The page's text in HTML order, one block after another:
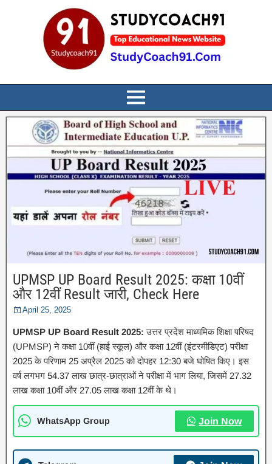
UPMSP UP Board Result 2025: कक्षा 10वीं
और 12वीं Result जारी, Check Here
April 25, 2025
UPMSP UP Board Result 2025: उत्तर प्रदेश माध्यमिक शिक्षा परिषद
(UPMSP) ने कक्षा 10वीं (हाई स्कूल) और कक्षा 12वीं (इंटरमीडिएट) परीक्षा
2025 के परिणाम 25 अप्रैल 2025 को दोपहर 12:30 बजे घोषित किए। इस
वर्ष लगभग 54.37 लाख छात्र-छात्राओं ने परीक्षा में भाग लिया, जिसमें 27.32
लाख कक्षा 10वीं और 27.05 लाख कक्षा 12वीं के थे।
WhatsApp Group Join Now